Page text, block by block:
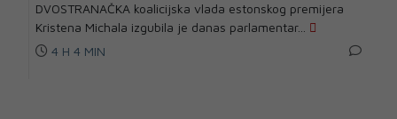
DVOSTRANAČKA koalicijska vlada estonskog premijera
Kristena Michala izgubila je danas parlamentar...
4 H 4 MIN